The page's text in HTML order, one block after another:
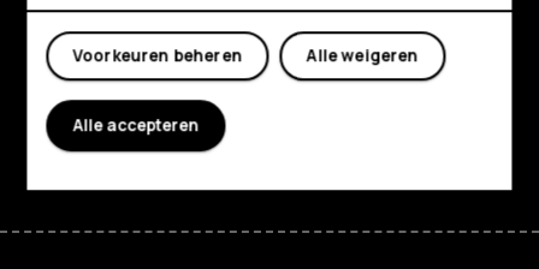
Mijn account
Planet and people
Klantenservice
FacebookInstagram
Tiktok Youtube
Alle weigeren
Voorkeuren beheren
Alle accepteren